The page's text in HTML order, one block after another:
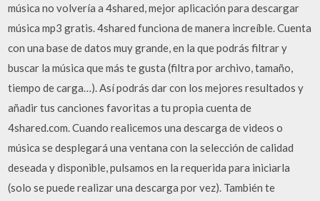
música no volvería a 4shared, mejor aplicación para descargar
música mp3 gratis. 4shared funciona de manera increíble. Cuenta
con una base de datos muy grande, en la que podrás filtrar y
buscar la música que más te gusta (filtra por archivo, tamaño,
tiempo de carga…). Así podrás dar con los mejores resultados y
añadir tus canciones favoritas a tu propia cuenta de
4shared.com. Cuando realicemos una descarga de videos o
música se desplegará una ventana con la selección de calidad
deseada y disponible, pulsamos en la requerida para iniciarla
(solo se puede realizar una descarga por vez). También te